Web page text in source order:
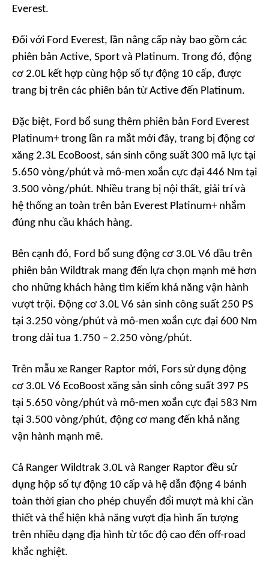
Everest.
Đối với Ford Everest, lần nâng cấp này bao gồm các
phiên bản Active, Sport và Platinum. Trong đó, động
cơ 2.0L kết hợp cùng hộp số tự động 10 cấp, được
trang bị trên các phiên bản từ Active đến Platinum.
Đặc biệt, Ford bổ sung thêm phiên bản Ford Everest
Platinum+ trong lần ra mắt mới đây, trang bị động cơ
xăng 2.3L EcoBoost, sản sinh công suất 300 mã lực tại
5.650 vòng/phút và mô-men xoắn cực đại 446 Nm tại
3.500 vòng/phút. Nhiều trang bị nội thất, giải trí và
hệ thống an toàn trên bản Everest Platinum+ nhắm
đúng nhu cầu khách hàng.
Bên cạnh đó, Ford bổ sung động cơ 3.0L V6 dầu trên
phiên bản Wildtrak mang đến lựa chọn mạnh mẽ hơn
cho những khách hàng tìm kiếm khả năng vận hành
vượt trội. Động cơ 3.0L V6 sản sinh công suất 250 PS
tại 3.250 vòng/phút và mô-men xoắn cực đại 600 Nm
trong dải tua 1.750 – 2.250 vòng/phút.
Trên mẫu xe Ranger Raptor mới, Fors sử dụng động
cơ 3.0L V6 EcoBoost xăng sản sinh công suất 397 PS
tại 5.650 vòng/phút và mô-men xoắn cực đại 583 Nm
tại 3.500 vòng/phút, động cơ mang đến khả năng
vận hành mạnh mẽ.
Cả Ranger Wildtrak 3.0L và Ranger Raptor đều sử
dụng hộp số tự động 10 cấp và hệ dẫn động 4 bánh
toàn thời gian cho phép chuyển đổi mượt mà khi cần
thiết và thể hiện khả năng vượt địa hình ấn tượng
trên nhiều dạng địa hình từ tốc độ cao đến off-road
khắc nghiệt.